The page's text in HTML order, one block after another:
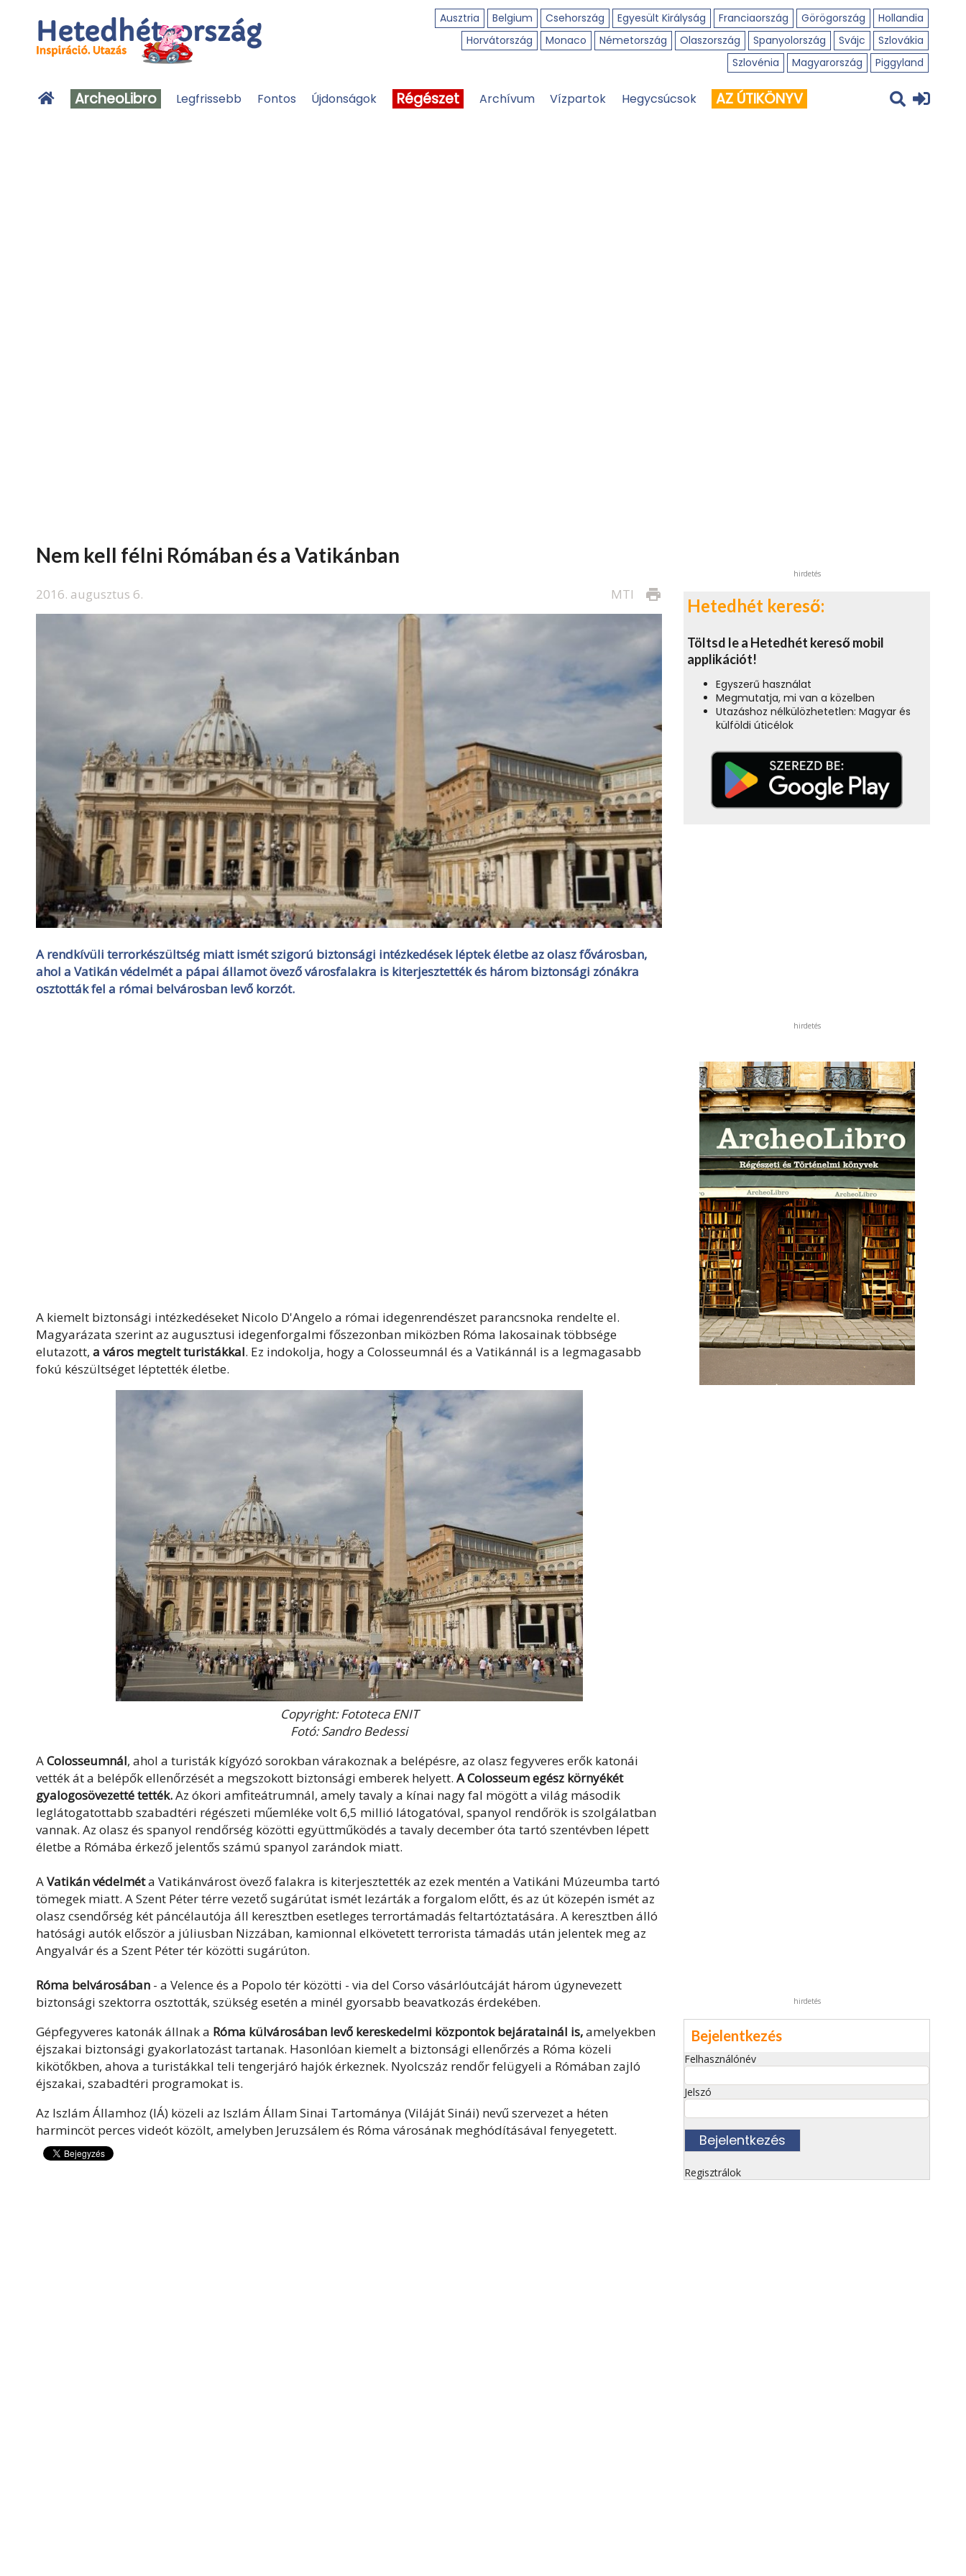
Ausztria Belgium Csehország Egyesült Királyság Franciaország Görögország
Hollandia
Horvátország
Monaco Németország Olaszország Spanyolország Svájc
Szlovákia
Szlovénia
Magyarország Piggyland
ArcheoLibro Legfrissebb Fontos Újdonságok Régészet Archívum Vízpartok Hegycsúcsok AZ ÚTIKÖNYV
Nem kell félni Rómában és a Vatikánban
2016. augusztus 6. print
MTI
A rendkívüli terrorkészültség miatt ismét szigorú biztonsági intézkedések léptek életbe az olasz fővárosban,
ahol a Vatikán védelmét a pápai államot övező városfalakra is kiterjesztették és három biztonsági zónákra
osztották fel a római belvárosban levő korzót.
A kiemelt biztonsági intézkedéseket Nicolo D'Angelo a római idegenrendészet parancsnoka rendelte el.
Magyarázata szerint az augusztusi idegenforgalmi főszezonban miközben Róma lakosainak többsége
elutazott, a város megtelt turistákkal. Ez indokolja, hogy a Colosseumnál és a Vatikánnál is a legmagasabb
fokú készültséget léptették életbe.
Copyright: Fototeca ENIT
Fotó: Sandro Bedessi
AColosseumnál, ahol a turisták kígyózó sorokban várakoznak a belépésre, az olasz fegyveres erők katonái
vették át a belépők ellenőrzését a megszokott biztonsági emberek helyett. A Colosseum egész környékét
gyalogosövezetté tették.Az ókori amfiteátrumnál, amely tavaly a kínai nagy fal mögött a világ második
leglátogatottabb szabadtéri régészeti műemléke volt 6,5 millió látogatóval, spanyol rendőrök is szolgálatban
vannak. Az olasz és spanyol rendőrség közötti együttműködés a tavaly december óta tartó szentévben lépett
életbe a Rómába érkező jelentős számú spanyol zarándok miatt.
AVatikán védelméta Vatikánvárost övező falakra is kiterjesztették az ezek mentén a Vatikáni Múzeumba tartó
tömegek miatt. A Szent Péter térre vezető sugárútat ismét lezárták a forgalom előtt, és az út közepén ismét az
olasz csendőrség két páncélautója áll keresztben esetleges terrortámadás feltartóztatására. A keresztben álló
hatósági autók először a júliusban Nizzában, kamionnal elkövetett terrorista támadás után jelentek meg az
Angyalvár és a Szent Péter tér közötti sugárúton.
Róma belvárosában - a Velence és a Popolo tér közötti - via del Corso vásárlóutcáját három úgynevezett
biztonsági szektorra osztották, szükség esetén a minél gyorsabb beavatkozás érdekében.
Gépfegyveres katonák állnak a Róma külvárosában levő kereskedelmi központok bejáratainál is,amelyekben
éjszakai biztonsági gyakorlatozást tartanak. Hasonlóan kiemelt a biztonsági ellenőrzés a Róma közeli
kikötőkben, ahova a turistákkal teli tengerjáró hajók érkeznek. Nyolcszáz rendőr felügyeli a Rómában zajló
éjszakai, szabadtéri programokat is.
Az Iszlám Államhoz (IÁ) közeli az Iszlám Állam Sinai Tartománya (Viláját Sinái) nevű szervezet a héten
harmincöt perces videót közölt, amelyben Jeruzsálem és Róma városának meghódításával fenyegetett.
hirdetés
Hetedhét kereső:
Töltsd le a Hetedhét kereső mobil
applikációt!
Egyszerű használat
Megmutatja, mi van a közelben
Utazáshoz nélkülözhetetlen: Magyar és
külföldi úticélok
hirdetés
hirdetés
Bejelentkezés
Felhasználónév
Jelszó
Regisztrálok